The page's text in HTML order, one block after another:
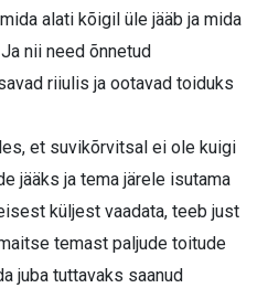
alati kõigil üle jääb ja mida
nii need õnnetud
riiulis ja ootavad toiduks
et suvikõrvitsal ei ole kuigi
jääks ja tema järele isutama
küljest vaadata, teeb just
temast paljude toitude
juba tuttavaks saanud